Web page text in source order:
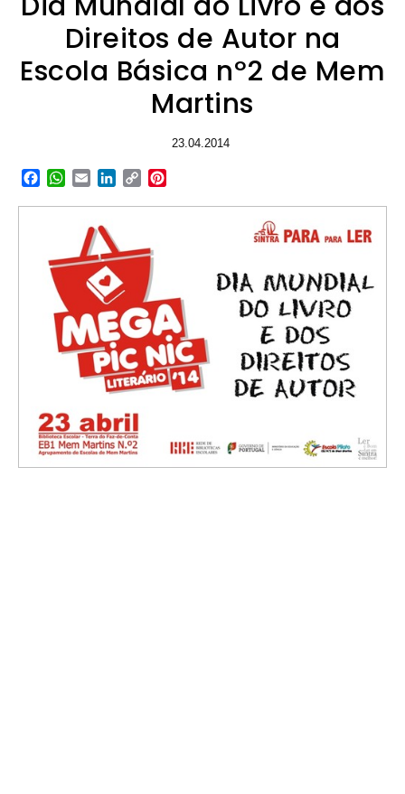
Direitos de Autor na
Escola Básica nº2 de Mem
Martins
23.04.2014
Facebook
WhatsApp
EmailLinkedIn
Copy